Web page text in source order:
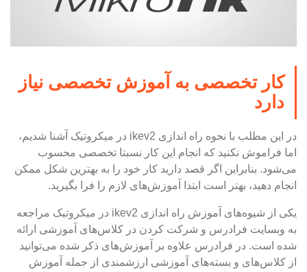
کار تخصصی به آموزش تخصصی نیاز
دارد
در این مطلب با نحوه راه اندازی ikev2 در میکروتیک آشنا شدیم،
اما فراموش نکنید که انجام این کار نسبتا تخصصی محسوب
می‌شود. بنابراین اگر قصد دارید کار خود را به بهترین شکل ممکن
انجام دهید، بهتر است ابتدا آموزش‌های لازم را فرا بگیرید.
یکی از شیوه‌های آموزش راه اندازی ikev2 در میکروتیک مراجعه
به وبسایت فرادرس و شرکت کردن در کلاس‌های آموزشی ارائه
شده است. در فرادرس علاوه بر آموزش‌های ذکر شده می‌توانید
از کلاس‌های و بسته‌های آموزشی ارزشمندی از جمله آموزش